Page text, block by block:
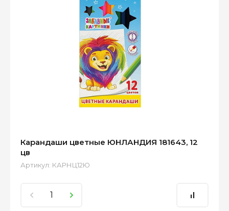
Карандаши цветные ЮНЛАНДИЯ 181643, 12
цв
Артикул: КАРНЦ12Ю